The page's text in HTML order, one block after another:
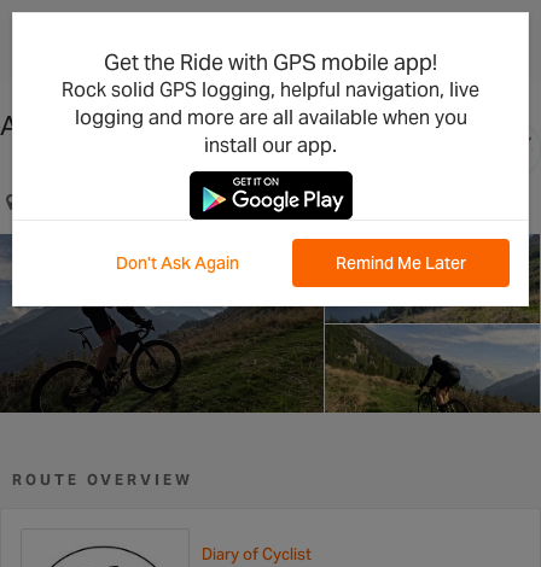
Alpe Fora 🏔️
Chiesa in Valmalenco, Lombardia, IT
ROUTE OVERVIEW
Diary of Cyclist
Get the Ride with GPS mobile app!
Rock solid GPS logging, helpful navigation, live
logging and more are all available when you
install our app.
Don't Ask Again Remind Me Later